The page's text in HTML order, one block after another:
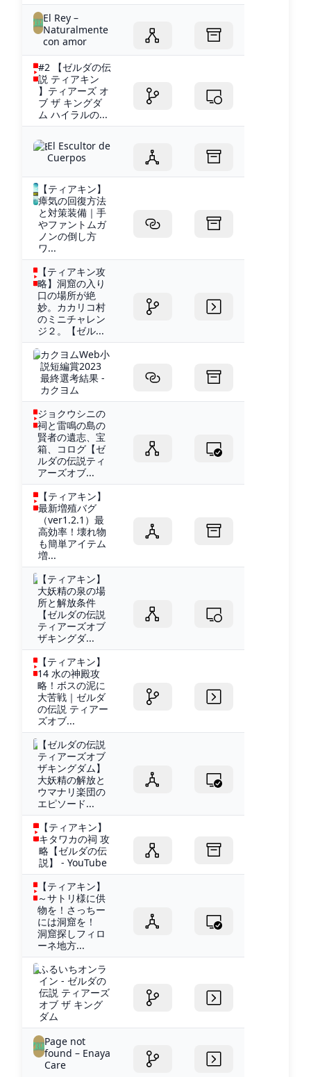
El Rey –
Naturalmente
con amor
#2 【ゼルダの伝
説 ティアキン
】ティアーズ オ
ブ ザ キングダ
ム ハイラルの...
El Escultor de
Cuerpos
【ティアキン】
瘴気の回復方法
と対策装備｜手
やファントムガ
ノンの倒し方
ワ...
【ティアキン攻
略】洞窟の入り
口の場所が絶
妙。カカリコ村
のミニチャレン
ジ２。【ゼル...
カクヨムWeb小
説短編賞2023
最終選考結果 -
カクヨム
ジョクウシニの
祠と雷鳴の島の
賢者の遺志、宝
箱、コログ【ゼ
ルダの伝説ティ
アーズオブ...
【ティアキン】
最新増殖バグ
（ver1.2.1）最
高効率！壊れ物
も簡単アイテム
増...
【ティアキン】
大妖精の泉の場
所と解放条件
【ゼルダの伝説
ティアーズオブ
ザキングダ...
【ティアキン】
14 水の神殿攻
略！ボスの泥に
大苦戦｜ゼルダ
の伝説 ティアー
ズオブ...
【ゼルダの伝説
ティアーズオブ
ザキングダム】
大妖精の解放と
ウマナリ楽団の
エピソード...
【ティアキン】
キタワカの祠 攻
略【ゼルダの伝
説】 - YouTube
【ティアキン】
～サトリ様に供
物を！さっちー
には洞窟を！
洞窟探しフィロ
ーネ地方...
ふるいちオンラ
イン - ゼルダの
伝説 ティアーズ
オブ ザ キング
ダム
Page not
found – Enaya
Care